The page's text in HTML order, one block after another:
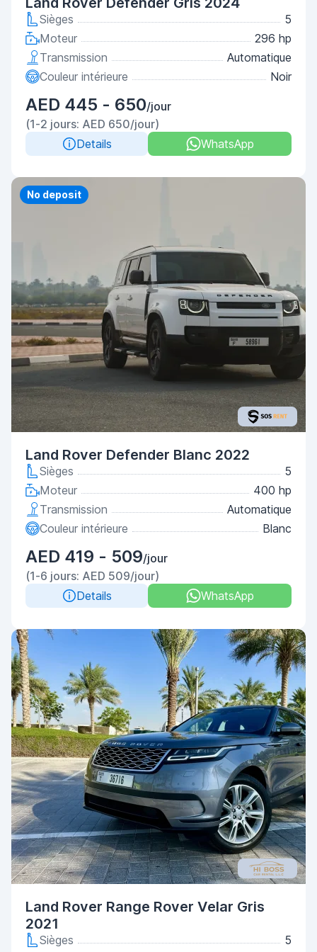
Sièges
5
Moteur
296 hp
Transmission
Automatique
Couleur intérieure
Noir
AED 445 - 650/jour
(1-2 jours: AED 650/jour)
Details
WhatsApp
No deposit
Land Rover Defender Blanc 2022
Sièges
5
Moteur
400 hp
Transmission
Automatique
Couleur intérieure
Blanc
AED 419 - 509/jour
(1-6 jours: AED 509/jour)
Details
WhatsApp
Land Rover Range Rover Velar Gris
2021
Sièges 5